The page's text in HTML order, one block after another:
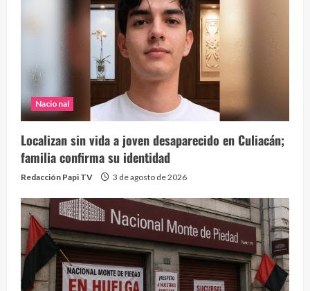
Nacional
Localizan sin vida a joven desaparecido en Culiacán;
familia confirma su identidad
Redacción Papi TV 3 de agosto de 2026